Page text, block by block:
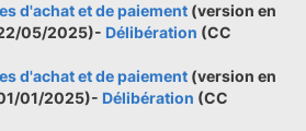
d'achat et de paiement (version en
05/2025)- Délibération (CC
d'achat et de paiement (version en
01/2025)- Délibération (CC